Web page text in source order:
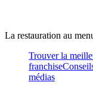
La restauration au
Trouver la
franchise
médias